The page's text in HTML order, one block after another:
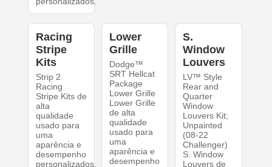
Racing
Stripe
Kits
Strip 2
Racing
Stripe Kits de
alta
qualidade
usado para
uma
aparência e
desempenho
personalizados.
Lower
Grille
Dodge™
SRT Hellcat
Package
Lower Grille
Lower Grille
de alta
qualidade
usado para
uma
aparência e
desempenho
S.
Window
Louvers
LV™ Style
Rear and
Quarter
Window
Louvers Kit;
Unpainted
(08-22
Challenger)
S. Window
Louvers de